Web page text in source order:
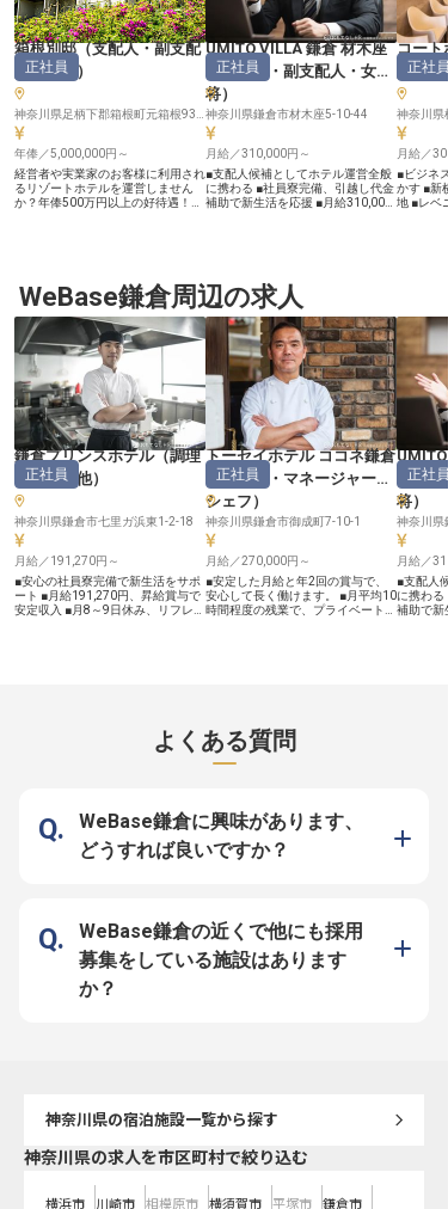
箱根別邸（支配人・副支配
人・女将 ）
正社員
年俸／5,000,000円～
経営者や実業家のお客様に利用され
るリゾートホテルを運営しません
か？年俸500万円以上の好待遇！昇
得できるため、プライベートの予定
も充実！会員制のリゾートホテル
「箱根別邸」は、自然を感じ、本来
の自分に戻れる贅沢な時間を提供し
ています。※この求人は2022年5月
25日時点の情報です
UMITO VILLA 鎌倉 材木座
（支配人・副支配人・女
将）
正社員
神奈川県鎌倉市材木座5-10-44
月給／310,000円～
■支配人候補としてホテル運営全般
に携わる ■社員寮完備、引越し代金
補助で新生活を応援 ■月給310,000
おもてなしを追求しています。 支
配人候補として、予約管理からチェ
ックイン、接客対応、そして顧客満
足度管理まで、ホテル運営のあらゆ
る側面で中心的な役割を担っていた
だきます。 お客様が心から安ら
ぎ、特別な時間を過ごせるよう、細
やかな気配りと真心を込めたサービ
スを提供し、感動を創造していくこ
とが私たちの使命です。 ーー【安
心してキャリアを築ける充実のサポ
ート体制】 新たな地での挑戦を心
から応援するため、社員寮を完備
し、引越し代金補助（最大300,000
円）もご用意しています。 月給
310,000円からスタートし、安定し
た生活基盤の上で支配人としてのキ
ャリアを築くことができます。 売
上・利益管理、予算策定、スタッフ
の採用・育成といった支配人業務に
加え、サービス企画やイベント立
案、ブランドPRなど、多岐にわた
る業務を通じてご自身の可能性を広
げ、成長を実感できる環境です。
コート
人・
正社員
神奈川県
月給／
■ビジネ
かす ■新
地 ■レベ
ホテルで
り添っ
す。副
くりと
に残る
か？あ
験と英語
様に喜
画ください。 ーー【あ
ルキャリ
配人とし
ニュー
材育成ま
す。チー
スタッフ
がら、ホ
できるや
す。ビ
しなが
スピタリ
ダーとし
プを目指
WeBase鎌倉周辺の求人
鎌倉プリンスホテル（調理
部門その他）
正社員
神奈川県鎌倉市七里ガ浜東1-2-18
月給／191,270円～
■安心の社員寮完備で新生活をサポ
ート ■月給191,270円、昇給賞与で
安定収入 ■月8～9日休み、リフレッ
真心を込めて向き合うことができま
す。 お客様の笑顔を想像しなが
で、あなたの調理スキルとおもてな
しの心を存分に発揮してください。
ーー【成長を支える環境と、豊かな
キャリアパス】 あなたの調理経験
キャリアを築いていけます。 資格
取得支援制度や充実した福利厚生、
従業員食堂も完備しており、安心し
て長く働けるようサポート体制を整
えています。 チームで協力し、互
いに高め合いながら、お客様に最高
トーセイホテル ココネ鎌倉
（料理長・マネージャー・
シェフ ）
正社員
神奈川県鎌倉市御成町7-10-1
月給／270,000円～
■安定した月給と年2回の賞与で、
安心して長く働けます。 ■月平均10
時間程度の残業で、プライベートも
節の移ろいを感じさせる料理で、お
客様の旅の思い出を彩りませんか。
一皿一皿に心を込め、五感で味わう
りのやりがいとなります。お客様の
期待を超えるおもてなしを追求し、
古都鎌倉ならではの特別な時間と空
間を創造していきましょう。 ーー
迎します。チームワークを大切に
し、互いに協力し合いながら、より
良いサービスを追求できる環境で
す。 残業は月平均10時間程度と少
（支配
将）
正社員
神奈川県
月給／
■支配人
に携わる
補助で新
心してキ
ャリア
上・利益
よくある質問
WeBase鎌倉に興味があります、
どうすれば良いですか？
WeBase鎌倉の近くで他にも採用
募集をしている施設はあります
か？
神奈川県の宿泊施設一覧から探す
神奈川県の求人を市区町村で絞り込む
横浜市 川崎市 相模原市 横須賀市 平塚市 鎌倉市